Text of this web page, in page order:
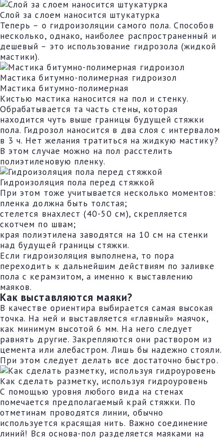
Слой за слоем наносится штукатурка
Теперь – о гидроизоляции самого пола. Способов
несколько, однако, наиболее распространенный и
дешевый – это использование гидрозола (жидкой
мастики).
Мастика битумно-полимерная гидроизол
Мастика битумно-полимерная
Кистью мастика наносится на пол и стенку.
Обрабатывается та часть стены, которая
находится чуть выше границы будущей стяжки
пола. Гидрозол наносится в два слоя с интервалом
в 3 ч. Нет желания тратиться на жидкую мастику?
В этом случае можно на пол расстелить
полиэтиленовую пленку.
Гидроизоляция пола перед стяжкой
При этом тоже учитывается несколько моментов:
пленка должна быть толстая;
стелется внахлест (40-50 см), скрепляется
скотчем по швам;
края полиэтилена заводятся на 10 см на стенки
над будущей границы стяжки.
Если гидроизоляция выполнена, то пора
переходить к дальнейшим действиям по заливке
пола с керамзитом, а именно к выставлению
маяков.
Как выставляются маяки?
В качестве ориентира выбирается самая высокая
точка. На ней и выставляется «главный» маячок,
как минимум высотой 6 мм. На него следует
равнять другие. Закрепляются они раствором из
цемента или алебастром. Лишь бы надежно стояли.
При этом следует делать все достаточно быстро.
Как сделать разметку, используя гидроуровень
С помощью уровня любого вида на стенах
помечается предполагаемый край стяжки. По
отметинам проводятся линии, обычно
используется красящая нить. Важно соединение
линий! Вся основа-пол разделяется маяками на